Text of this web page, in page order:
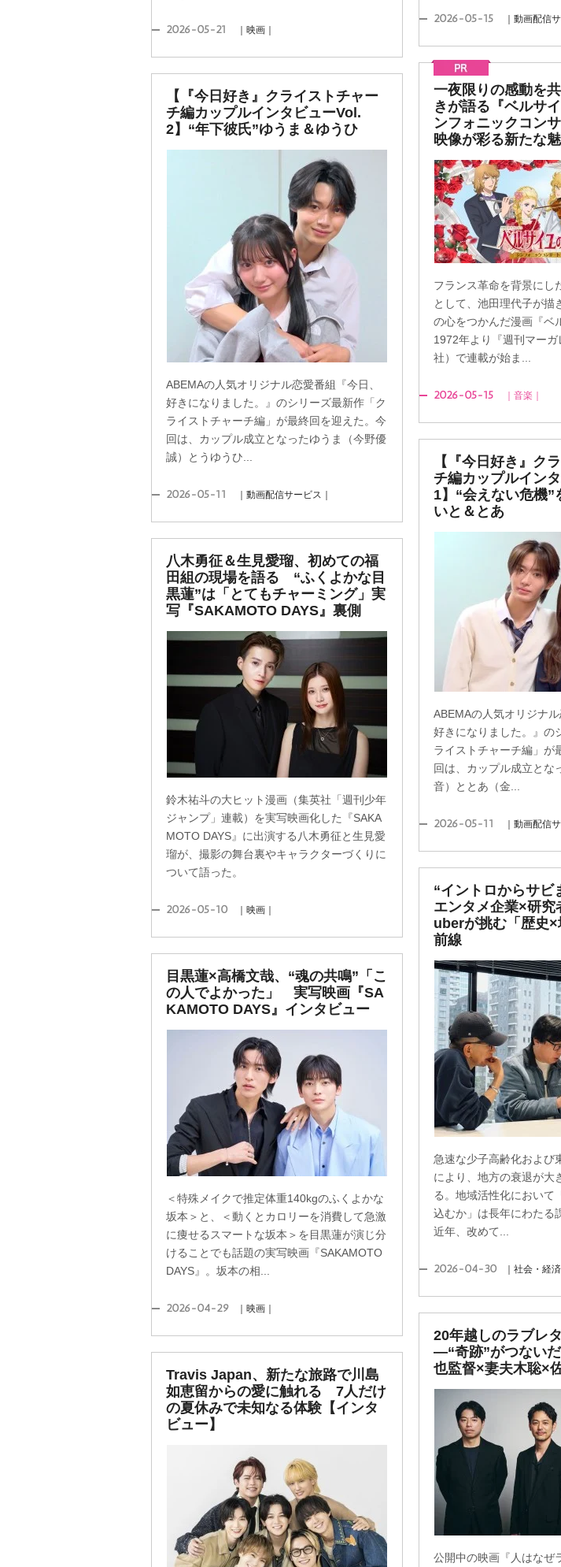
2026-05-21 ｜映画｜
2026-05-15 ｜動画配信
一夜限りの感動を
きが語る『ベルサ
ンフォニックコン
映像が彩る新たな
フランス革命を背景にし
として、池田理代子が描
の心をつかんだ漫画『ベ
1972年より『週刊マー
社）で連載が始ま...
2026-05-15 ｜音楽｜
【『今日好き』クライストチャー
チ編カップルインタビューVol.
2】“年下彼氏”ゆうま＆ゆうひ
ABEMAの人気オリジナル恋愛番組『今日、
好きになりました。』のシリーズ最新作「ク
ライストチャーチ編」が最終回を迎えた。今
回は、カップル成立となったゆうま（今野優
誠）とうゆうひ...
2026-05-11 ｜動画配信サービス｜
【『今日好き』ク
チ編カップルイン
1】“会えない危機
いと＆とあ
ABEMAの人気オリジナル
好きになりました。』の
ライストチャーチ編」が
回は、カップル成立とな
音）ととあ（金...
2026-05-11 ｜動画配信
八木勇征＆生見愛瑠、初めての福
田組の現場を語る “ふくよかな目
黒蓮”は「とてもチャーミング」実
写『SAKAMOTO DAYS』裏側
鈴木祐斗の大ヒット漫画（集英社「週刊少年
ジャンプ」連載）を実写映画化した『SAKA
MOTO DAYS』に出演する八木勇征と生見愛
瑠が、撮影の舞台裏やキャラクターづくりに
ついて語った。
2026-05-10 ｜映画｜
“イントロからサ
エンタメ企業×研
uberが挑む「歴史
前線
急速な少子高齢化および
により、地方の衰退が大
る。地域活性化において
込むか」は長年にわたる
近年、改めて...
2026-04-30 ｜社会・経済
目黒蓮×高橋文哉、“魂の共鳴”「こ
の人でよかった」 実写映画『SA
KAMOTO DAYS』インタビュー
＜特殊メイクで推定体重140kgのふくよかな
坂本＞と、＜動くとカロリーを消費して急激
に痩せるスマートな坂本＞を目黒蓮が演じ分
けることでも話題の実写映画『SAKAMOTO
DAYS』。坂本の相...
2026-04-29 ｜映画｜
20年越しのラブレ
―“奇跡”がつない
也監督×妻夫木聡×
公開中の映画『人はなぜ
Travis Japan、新たな旅路で川島
如恵留からの愛に触れる 7人だけ
の夏休みで未知なる体験【インタ
ビュー】